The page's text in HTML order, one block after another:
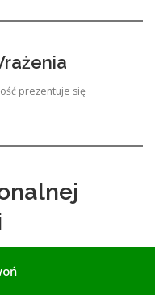
prezentuje się
atrakcyjne dla